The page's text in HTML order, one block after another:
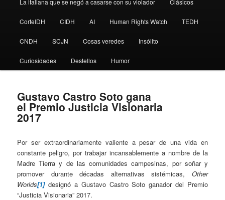
La italiana que se negó a casarse con su violador Clásicos
CorteIDH CIDH AI Human Rights Watch TEDH
CNDH SCJN Cosas veredes Insólito
Curiosidades Destellos Humor
Gustavo Castro Soto gana
el Premio Justicia Visionaria
2017
Por ser extraordinariamente valiente a pesar de una vida en
constante peligro, por trabajar incansablemente a nombre de la
Madre Tierra y de las comunidades campesinas, por soñar y
promover durante décadas alternativas sistémicas, Other
Worlds[1]designó a Gustavo Castro Soto ganador del Premio
“Justicia Visionaria” 2017.